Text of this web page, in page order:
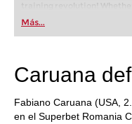
training revolution!
first steps into the world of
playing at a tournament
train more efficiently,
Más...
Caruana
Fabiano Caruana (USA,
en el Superbet Romania